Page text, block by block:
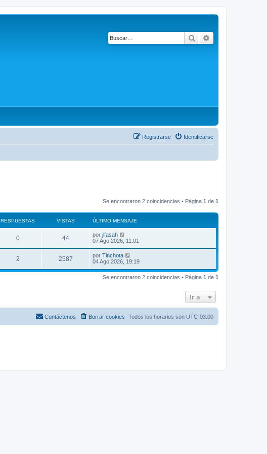
Buscar
Identificarse
Registrarse
Se encontraron 2 coincidencias • Página 1 de 1
RESPUESTAS VISTAS ÚLTIMO MENSAJE
0 44 por jlfasah
07 Ago 2026, 11:01
2 2587 por Tinchota
04 Ago 2026, 19:19
Se encontraron 2 coincidencias • Página 1 de 1
Ir a
Todos los horarios son UTC-03:00
Borrar cookies
Contáctenos